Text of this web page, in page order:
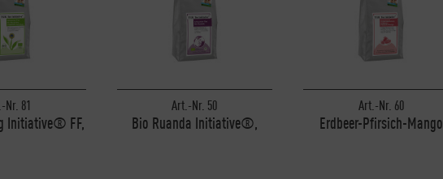
Nr. 81
Initiative® FF,
Art.-Nr. 50
Bio Ruanda Initiative®,
Art.-Nr. 60
Erdbeer-Pfirsich-Mango